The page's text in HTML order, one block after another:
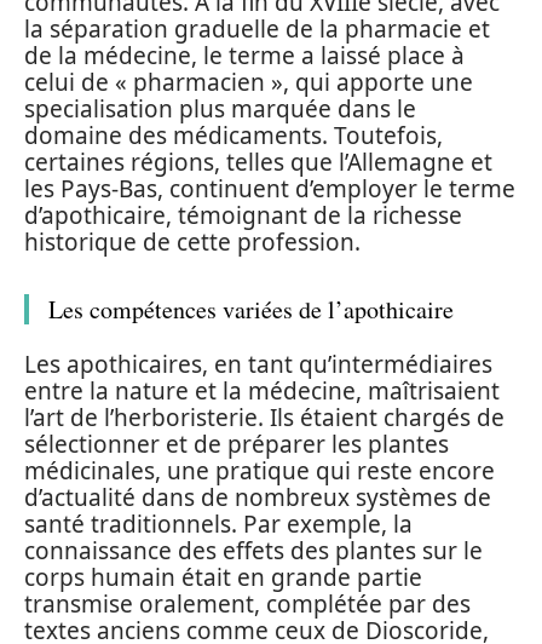
la séparation graduelle de la pharmacie et
de la médecine, le terme a laissé place à
celui de « pharmacien », qui apporte une
specialisation plus marquée dans le
domaine des médicaments. Toutefois,
certaines régions, telles que l’Allemagne et
les Pays-Bas, continuent d’employer le terme
d’apothicaire, témoignant de la richesse
historique de cette profession.
Les compétences variées de l’apothicaire
Les apothicaires, en tant qu’intermédiaires
entre la nature et la médecine, maîtrisaient
l’art de l’herboristerie. Ils étaient chargés de
sélectionner et de préparer les plantes
médicinales, une pratique qui reste encore
d’actualité dans de nombreux systèmes de
santé traditionnels. Par exemple, la
connaissance des effets des plantes sur le
corps humain était en grande partie
transmise oralement, complétée par des
textes anciens comme ceux de Dioscoride,